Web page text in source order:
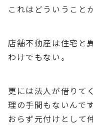
これはどういうこと
店舗不動産は住宅と
わけでもない。
更には法人が借りて
理の手間もないんで
おらず元付けとして